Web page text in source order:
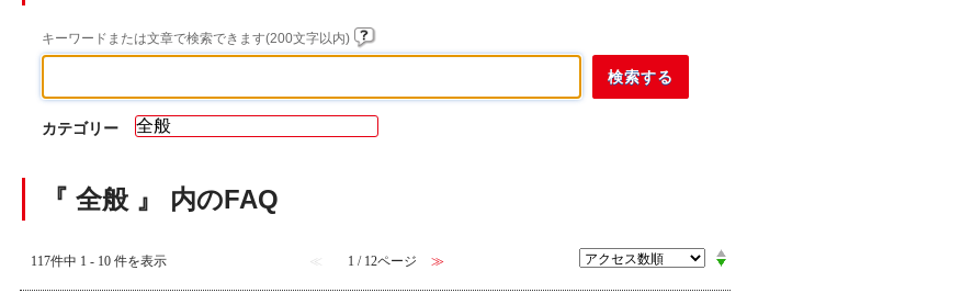
キーワードまたは文章で検索できます(200文字以内)
カテゴリー
『 全般 』 内のFAQ
117件中 1 - 10 件を表示 ≪ 1 / 12ページ ≫